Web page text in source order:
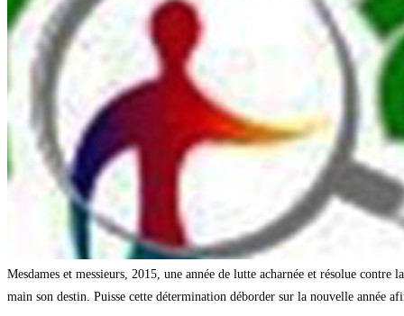
Mesdames et messieurs, 2015, une année de lutte acharnée et résolue
main son destin. Puisse cette détermination déborder sur la nouvelle année